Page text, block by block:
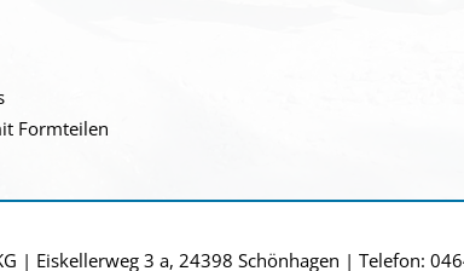
Formteilen
| Eiskellerweg 3 a, 24398 Schönhagen | Telefon: